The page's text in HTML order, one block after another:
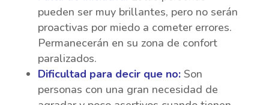
pueden ser muy brillantes, pero no serán
proactivas por miedo a cometer errores.
Permanecerán en su zona de confort
paralizados.
Dificultad para decir que no: Son
personas con una gran necesidad de